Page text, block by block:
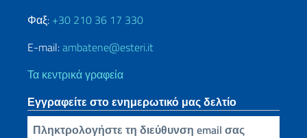
Φαξ: +30 210 36 17 330
E-mail:ambatene@esteri.it
Τα κεντρικά γραφεία
Εγγραφείτε στο ενημερωτικό μας δελτίο
Πληκτρολογήστε τη διεύθυνση email σας